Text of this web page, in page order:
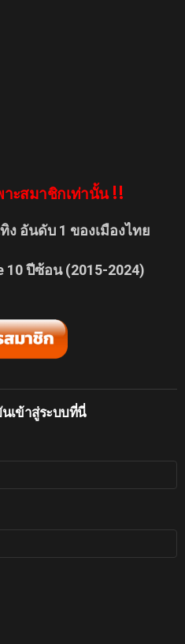
าะสมาชิกเท่านั้น !!
ง อันดับ 1 ของเมืองไทย
ปีซ้อน (2015-2024)
เข้าสู่ระบบที่นี่